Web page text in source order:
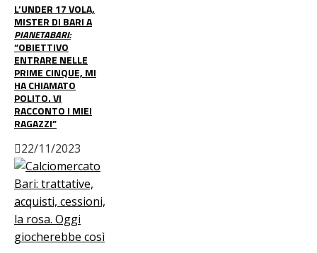
L’UNDER 17 VOLA,
MISTER DI BARI A
PIANETABARI:
“OBIETTIVO
ENTRARE NELLE
PRIME CINQUE, MI
HA CHIAMATO
POLITO. VI
RACCONTO I MIEI
RAGAZZI”
22/11/2023